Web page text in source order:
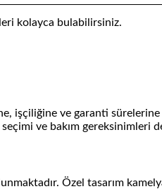
kolayca bulabilirsiniz.
işçiliğine ve garanti
ve bakım gereksinimleri
Özel tasarım